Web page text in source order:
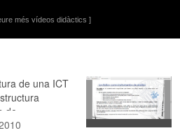
més vídeos didàctics ]
de una ICT
de